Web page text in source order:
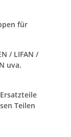
für
/ LIFAN /
uva.
Teilen